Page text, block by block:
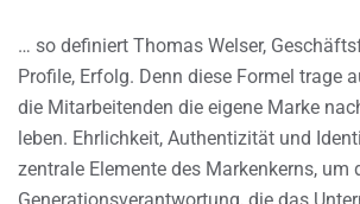
… so definiert Thomas Welser,
Profile, Erfolg. Denn diese Formel trage
die Mitarbeitenden die eigene Marke
leben. Ehrlichkeit, Authentizität und
zentrale Elemente des Markenkerns, um
Generationsverantwortung, die das